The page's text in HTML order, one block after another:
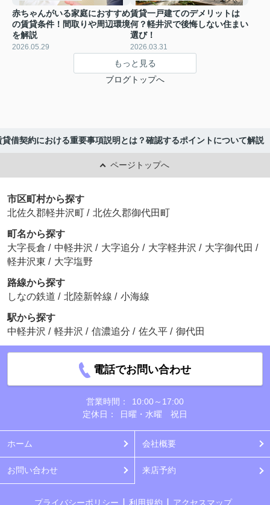
赤ちゃんがいる家庭におすすめ
の賃貸条件！間取りや周辺環境
を解説
2026.05.29
賃貸一戸建てのデメリットは
何？軽井沢で後悔しない住まい
選び！
2026.03.31
もっと見る
ブログトップへ
貸借契約における重要事項説明とは？確認するポイントについて解説
ページトップへ
市区町村から探す
北佐久郡軽井沢町 / 北佐久郡御代田町
町名から探す
大字長倉 / 中軽井沢 / 大字追分 / 大字軽井沢 / 大字御代田 /
軽井沢東 / 大字塩野
路線から探す
しなの鉄道 / 北陸新幹線 / 小海線
駅から探す
中軽井沢 / 軽井沢 / 信濃追分 / 佐久平 / 御代田
電話でお問い合わせ
営業時間：
10:00～17:00
定休日：
日曜・水曜 祝日
ホーム 会社概要
お問い合わせ 来店予約
プライバシーポリシー 利用規約 アクセスマップ